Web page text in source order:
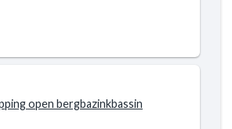
open bergbazinkbassin